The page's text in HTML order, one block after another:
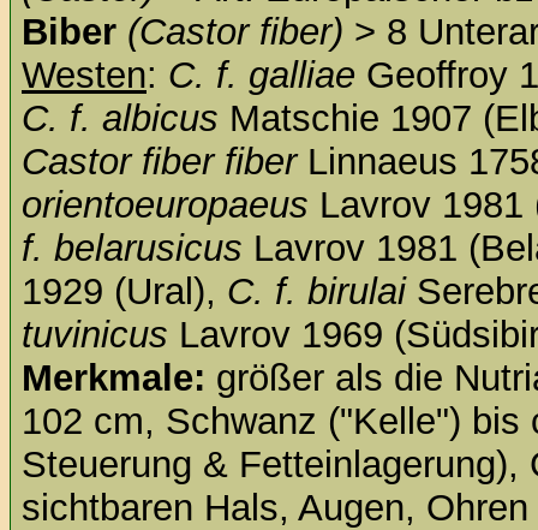
Biber (Castor fiber) > 8
Westen: C. f. galliae Geoffroy
C. f. albicus Matschie 1907
Castor fiber fiberLinnaeus
orientoeuropaeus Lavrov
f. belarusicus Lavrov 1981
1929 (Ural), C. f. birulai
tuvinicus Lavrov 1969
Merkmale: größer als die
102 cm, Schwanz ("Kelle")
Steuerung &
sichtbaren Hals, Augen,